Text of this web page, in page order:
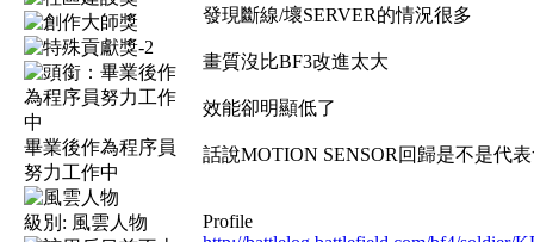
畢業後作為程序員
努力工作中
級別: 風雲人物
發現斷線/壞SERVER的情況很多
畫質沒比BF3改進太大
效能卻明顯低了
話說MOTION SENSOR回歸是不是代
Profile